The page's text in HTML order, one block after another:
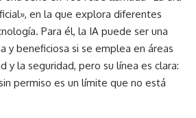
en la que explora diferentes
Para él, la IA puede ser una
y beneficiosa si se emplea en áreas
y la seguridad, pero su línea es clara:
permiso es un límite que no está